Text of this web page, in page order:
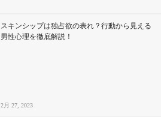
スキンシップは独占欲の表れ？行動から見える
男性心理を徹底解説！
2月 27, 2023